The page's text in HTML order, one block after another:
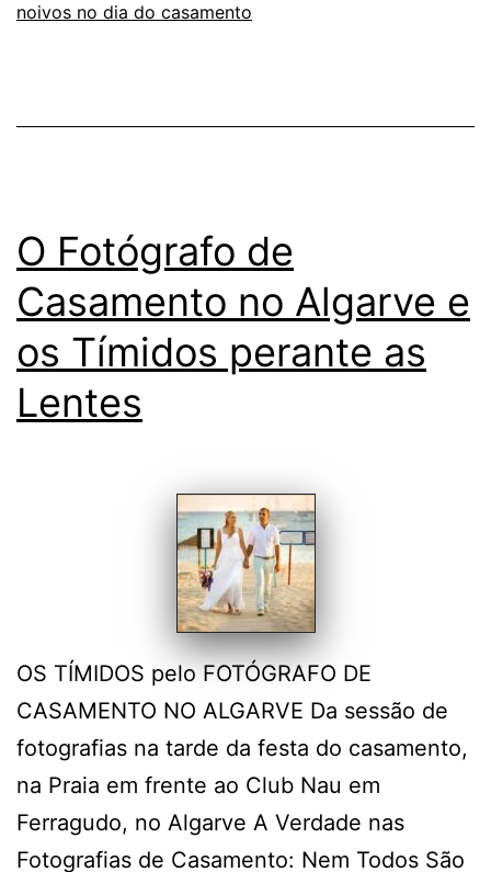
Ensinaram
noivos no dia do casamento
O Fotógrafo de
Casamento no Algarve e
os Tímidos perante as
Lentes
OS TÍMIDOS pelo FOTÓGRAFO DE
CASAMENTO NO ALGARVE Da sessão de
fotografias na tarde da festa do casamento,
na Praia em frente ao Club Nau em
Ferragudo, no Algarve A Verdade nas
Fotografias de Casamento: Nem Todos São